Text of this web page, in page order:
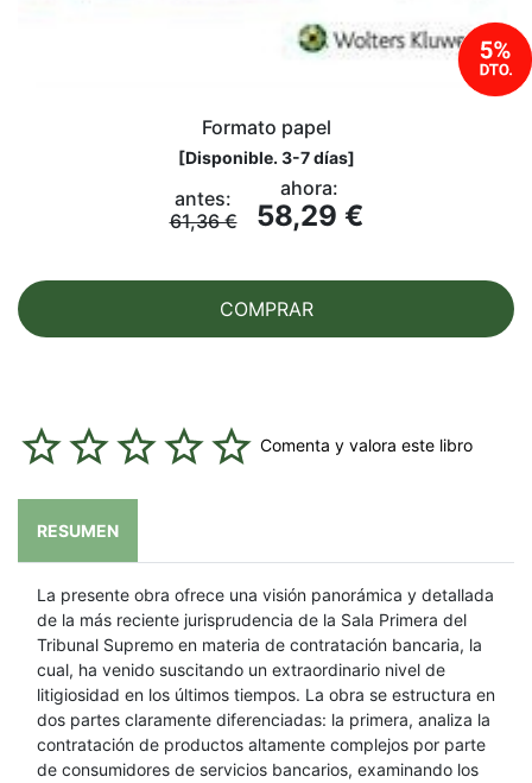
Formato papel
[Disponible. 3-7 días]
antes:
61,36 €
ahora:
58,29 €
COMPRAR
Comenta y valora este libro
RESUMEN
La presente obra ofrece una visión panorámica y detallada
de la más reciente jurisprudencia de la Sala Primera del
Tribunal Supremo en materia de contratación bancaria, la
cual, ha venido suscitando un extraordinario nivel de
litigiosidad en los últimos tiempos. La obra se estructura en
dos partes claramente diferenciadas: la primera, analiza la
contratación de productos altamente complejos por parte
de consumidores de servicios bancarios, examinando los